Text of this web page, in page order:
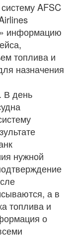
AFSC
информацию
топлива и
назначения
В день
нужной
а в
топлива и
о